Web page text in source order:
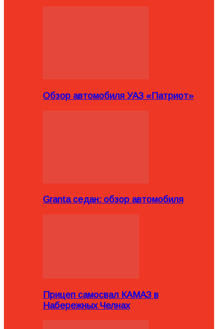
Обзор автомобиля УАЗ «Патриот»
Granta седан: обзор автомобиля
Прицеп самосвал КАМАЗ в
Набережных Челнах